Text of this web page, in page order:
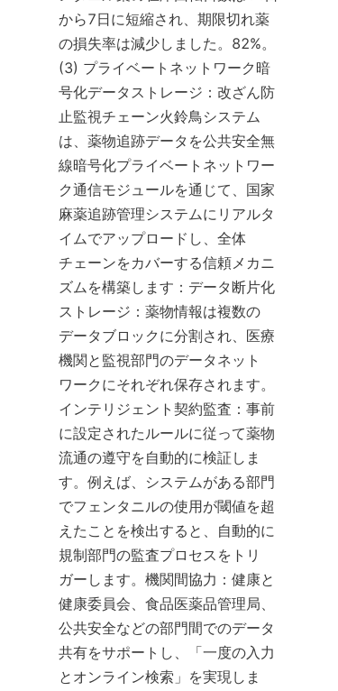
から7日に短縮され、期限切れ薬
の損失率は減少しました。82%。
(3) プライベートネットワーク暗
号化データストレージ：改ざん防
止監視チェーン火鈴鳥システム
は、薬物追跡データを公共安全無
線暗号化プライベートネットワー
ク通信モジュールを通じて、国家
麻薬追跡管理システムにリアルタ
イムでアップロードし、全体
チェーンをカバーする信頼メカニ
ズムを構築します：データ断片化
ストレージ：薬物情報は複数の
データブロックに分割され、医療
機関と監視部門のデータネット
ワークにそれぞれ保存されます。
インテリジェント契約監査：事前
に設定されたルールに従って薬物
流通の遵守を自動的に検証しま
す。例えば、システムがある部門
でフェンタニルの使用が閾値を超
えたことを検出すると、自動的に
規制部門の監査プロセスをトリ
ガーします。機関間協力：健康と
健康委員会、食品医薬品管理局、
公共安全などの部門間でのデータ
共有をサポートし、「一度の入力
とオンライン検索」を実現しま